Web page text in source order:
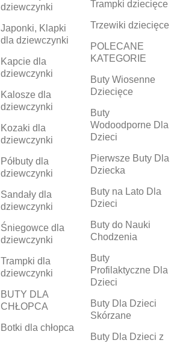
dziewczynki
Japonki, Klapki
dla dziewczynki
Kapcie dla
dziewczynki
Kalosze dla
dziewczynki
Kozaki dla
dziewczynki
Półbuty dla
dziewczynki
Sandały dla
dziewczynki
Śniegowce dla
dziewczynki
Trampki dla
dziewczynki
BUTY DLA
CHŁOPCA
Botki dla chłopca
Trampki dziecięce
Trzewiki dziecięce
POLECANE
KATEGORIE
Buty Wiosenne
Dziecięce
Buty
Wodoodporne Dla
Dzieci
Pierwsze Buty Dla
Dziecka
Buty na Lato Dla
Dzieci
Buty do Nauki
Chodzenia
Buty
Profilaktyczne Dla
Dzieci
Buty Dla Dzieci
Skórzane
Buty Dla Dzieci z